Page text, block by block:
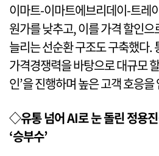
이마트-이마트에브리데이-트레
원가를 낮추고, 이를 가격 할인
늘리는 선순환 구조도 구축했다.
가격경쟁력을 바탕으로 대규모
인’을 진행하며 높은 고객 호응을
◇유통 넘어 AI로 눈 돌린 정용
‘승부수’